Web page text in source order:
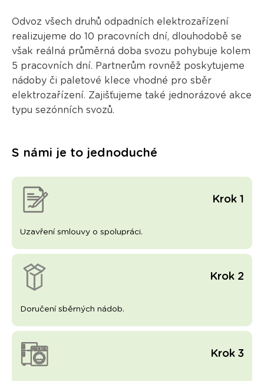
Odvoz všech druhů odpadních elektrozařízení
realizujeme do 10 pracovních dní, dlouhodobě se
však reálná průměrná doba svozu pohybuje kolem
5 pracovních dní. Partnerům rovněž poskytujeme
nádoby či paletové klece vhodné pro sběr
elektrozařízení. Zajišťujeme také jednorázové akce
typu sezónních svozů.
S námi je to jednoduché
Krok 1
Uzavření smlouvy o spolupráci.
Krok 2
Doručení sběrných nádob.
Krok 3